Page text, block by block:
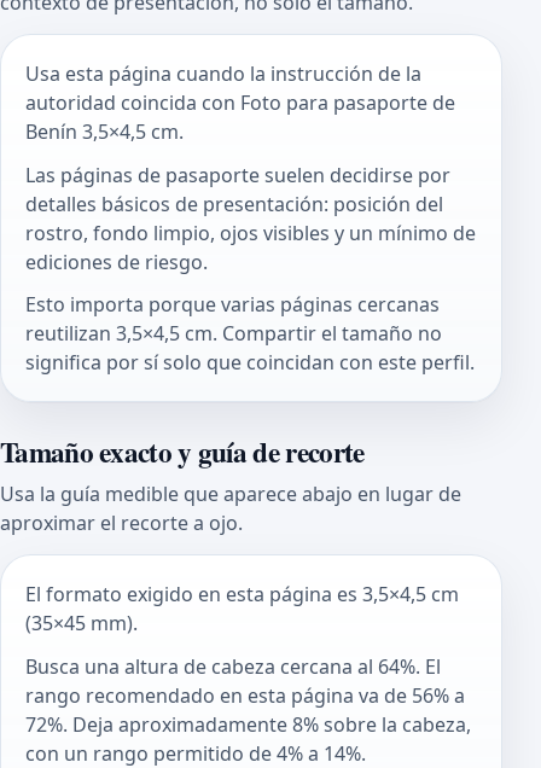
Usa esta página cuando la instrucción de la
autoridad coincida con Foto para pasaporte de
Benín 3,5×4,5 cm.
Las páginas de pasaporte suelen decidirse por
detalles básicos de presentación: posición del
rostro, fondo limpio, ojos visibles y un mínimo de
ediciones de riesgo.
Esto importa porque varias páginas cercanas
reutilizan 3,5×4,5 cm. Compartir el tamaño no
significa por sí solo que coincidan con este perfil.
Tamaño exacto y guía de recorte
Usa la guía medible que aparece abajo en lugar de
aproximar el recorte a ojo.
El formato exigido en esta página es 3,5×4,5 cm
(35×45 mm).
Busca una altura de cabeza cercana al 64%. El
rango recomendado en esta página va de 56% a
72%. Deja aproximadamente 8% sobre la cabeza,
con un rango permitido de 4% a 14%.